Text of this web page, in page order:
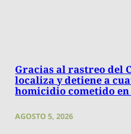
Gracias al rastreo del
localiza y detiene a
homicidio cometido en
AGOSTO 5, 2026